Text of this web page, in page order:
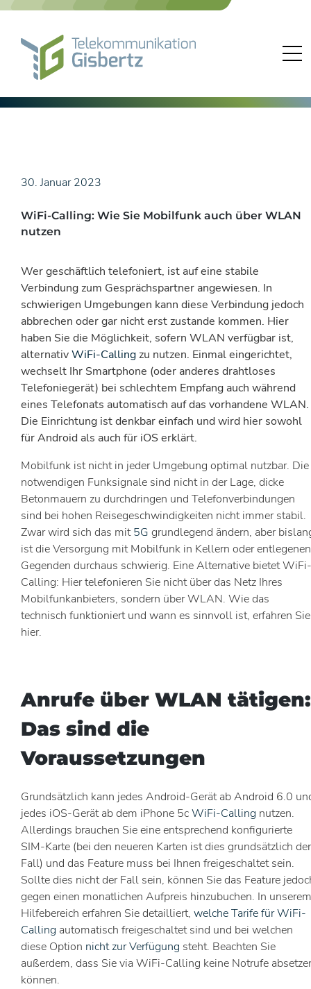
Skip
30. Januar 2023
WiFi-Calling: Wie Sie Mobilfunk auch über WLAN
nutzen
Wer geschäftlich telefoniert, ist auf eine stabile
Verbindung zum Gesprächspartner angewiesen. In
schwierigen Umgebungen kann diese Verbindung jedoch
abbrechen oder gar nicht erst zustande kommen. Hier
haben Sie die Möglichkeit, sofern WLAN verfügbar ist,
alternativWiFi-Callingzu nutzen. Einmal eingerichtet,
wechselt Ihr Smartphone (oder anderes drahtloses
Telefoniegerät) bei schlechtem Empfang auch während
eines Telefonats automatisch auf das vorhandene WLAN.
Die Einrichtung ist denkbar einfach und wird hier sowohl
für Android als auch für iOS erklärt.
Mobilfunk ist nicht in jeder Umgebung optimal nutzbar. Die
notwendigen Funksignale sind nicht in der Lage, dicke
Betonmauern zu durchdringen und Telefonverbindungen
sind bei hohen Reisegeschwindigkeiten nicht immer stabil.
Zwar wird sich das mit5G grundlegend ändern, aber
ist die Versorgung mit Mobilfunk in Kellern oder entlegenen
Gegenden durchaus schwierig. Eine Alternative bietet WiFi-
Calling: Hier telefonieren Sie nicht über das Netz Ihres
Mobilfunkanbieters, sondern über WLAN. Wie das
technisch funktioniert und wann es sinnvoll ist, erfahren Sie
hier.
Anrufe über WLAN tätigen:
Das sind die
Voraussetzungen
Grundsätzlich kann jedes Android-Gerät ab Android 6.0
jedes iOS-Gerät ab dem iPhone 5cWiFi-Calling nutzen.
Allerdings brauchen Sie eine entsprechend konfigurierte
SIM-Karte (bei den neueren Karten ist dies grundsätzlich der
Fall) und das Feature muss bei Ihnen freigeschaltet sein.
Sollte dies nicht der Fall sein, können Sie das Feature
gegen einen monatlichen Aufpreis hinzubuchen. In unserem
Hilfebereich erfahren Sie detailliert, welche Tarife für WiFi-
Calling automatisch freigeschaltet sind und bei welchen
diese Option nicht zur Verfügung steht. Beachten Sie
außerdem, dass Sie via WiFi-Calling keine Notrufe
können.